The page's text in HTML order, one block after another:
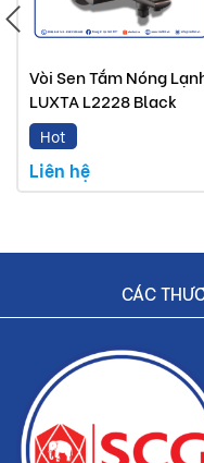
Buildshop cam kết:
Vòi lavabo Luxta
chính hãng
Hoàn tiền nếu phát
Dịch vụ nhanh
Vòi Sen Tắm Nóng
LUXTA L2228 Black
Hot
Liên hệ
CÁC